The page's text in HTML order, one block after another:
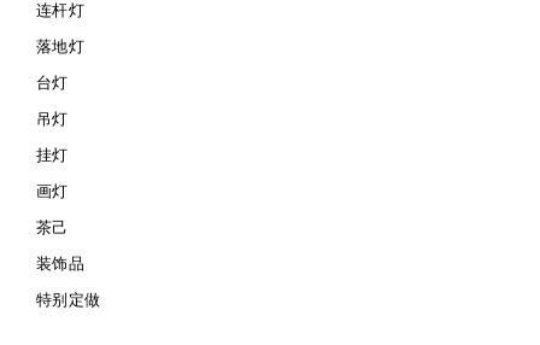
连杆灯
落地灯
台灯
吊灯
挂灯
画灯
茶己
装饰品
特别定做